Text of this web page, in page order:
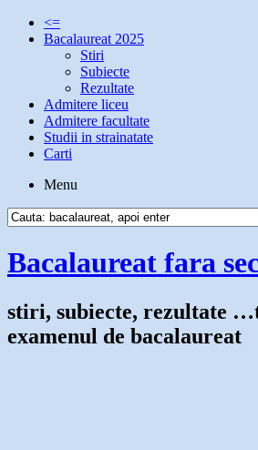
<=
Bacalaureat 2025
Stiri
Subiecte
Rezultate
Admitere liceu
Admitere facultate
Studii in strainatate
Carti
Menu
Bacalaureat fara
stiri, subiecte, rezultate
examenul de bacalaureat